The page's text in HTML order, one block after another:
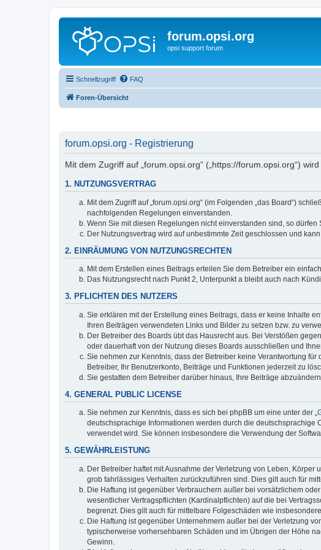
forum.opsi.org
opsi support forum
Schnellzugriff FAQ
Foren-Übersicht
forum.opsi.org - Registrierung
Mit dem Zugriff auf „forum.opsi.org“ („https://forum.opsi.org“)
1. NUTZUNGSVERTRAG
Mit dem Zugriff auf „forum.opsi.org“ (im Folgenden „das Board“)
nachfolgenden Regelungen einverstanden.
Wenn Sie mit diesen Regelungen nicht einverstanden sind, so
Der Nutzungsvertrag wird auf unbestimmte Zeit geschlossen und
2. EINRÄUMUNG VON NUTZUNGSRECHTEN
Mit dem Erstellen eines Beitrags erteilen Sie dem Betreiber ein
Das Nutzungsrecht nach Punkt 2, Unterpunkt a bleibt auch nach
3. PFLICHTEN DES NUTZERS
Sie erklären mit der Erstellung eines Beitrags, dass er keine Inhalte
Ihren Beiträgen verwendeten Links und Bilder zu setzen bzw. zu
Der Betreiber des Boards übt das Hausrecht aus. Bei Verstößen
oder dauerhaft von der Nutzung dieses Boards ausschließen und
Sie nehmen zur Kenntnis, dass der Betreiber keine Verantwortung
Betreiber, Ihr Benutzerkonto, Beiträge und Funktionen jederzeit zu
Sie gestatten dem Betreiber darüber hinaus, Ihre Beiträge
4. GENERAL PUBLIC LICENSE
Sie nehmen zur Kenntnis, dass es sich bei phpBB um eine unter der „
deutschsprachige Informationen werden durch die deutschsprachige
verwendet wird. Sie können insbesondere die Verwendung der
5. GEWÄHRLEISTUNG
Der Betreiber haftet mit Ausnahme der Verletzung von Leben,
grob fahrlässiges Verhalten zurückzuführen sind. Dies gilt auch für
Die Haftung ist gegenüber Verbrauchern außer bei vorsätzlichem
wesentlicher Vertragspflichten (Kardinalpflichten) auf die bei
begrenzt. Dies gilt auch für mittelbare Folgeschäden wie
Die Haftung ist gegenüber Unternehmern außer bei der Verletzung
typischerweise vorhersehbaren Schäden und im Übrigen der Höhe
Gewinn.